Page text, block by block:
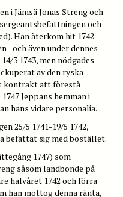
i Jämsä Jonas Streng och
sergeantsbefattningen och
Han återkom hit 1742
- och även under dennes
3 1743, men nödgades
av den ryska
kontrakt att förestå
Jeppans hemman i
hans vidare personalia.
25/5 1741-19/5 1742,
befattat sig med bostället.
1747) som
såsom landbonde på
halvåret 1742 och förra
han mottog denna ränta,